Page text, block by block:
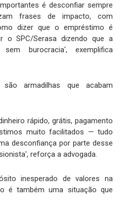
é desconfiar sempre
frases de impacto, com
dizer que o empréstimo é
o SPC/Serasa dizendo que a
burocracia', exemplifica
armadilhas que acabam
rápido, grátis, pagamento
muito facilitados — tudo
desconfiança por parte desse
reforça a advogada.
inesperado de valores na
é também uma situação que